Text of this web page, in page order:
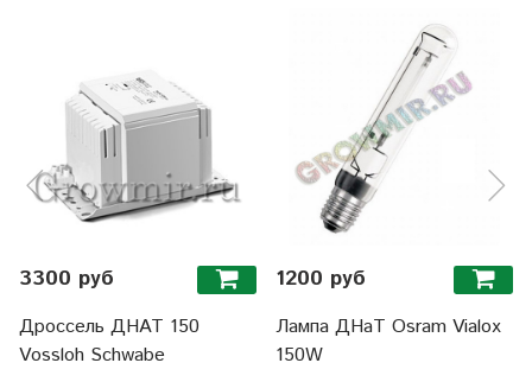
3300 руб
Дроссель ДНАТ 150
Vossloh Schwabe
1200 руб
Лампа ДНаТ Osram Vialox
150W